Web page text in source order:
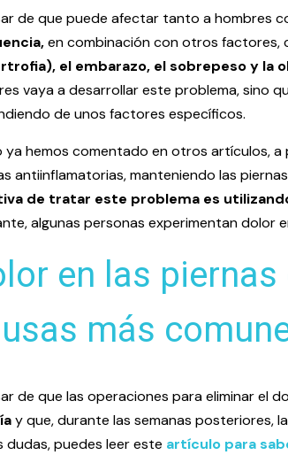
de que puede afectar tanto a hombres
en combinación con otros factores,
el embarazo, el sobrepeso y la
vaya a desarrollar este problema, sino
de unos factores específicos.
ya hemos comentado en otros artículos,
antiinflamatorias, manteniendo las
de tratar este problema es
algunas personas experimentan dolor
en las
más
de que las operaciones para eliminar el
y que, durante las semanas posteriores,
dudas, puedes leer este artículo para